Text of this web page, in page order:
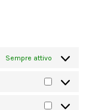
Sempre attivo